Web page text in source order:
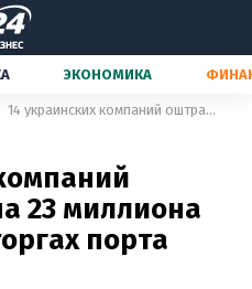
ЭКОНОМИКА
14 украинских компаний оштрафовали на 23 миллиона за сговоры на торгах порта "Южный"
23 миллиона
порта